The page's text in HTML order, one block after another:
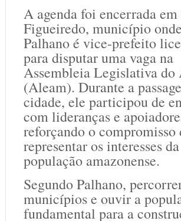
A agenda foi encerrada em
Figueiredo, município
Palhano é vice-prefeito
para disputar uma vaga na
Assembleia Legislativa do
(Aleam). Durante a
cidade, ele participou de
com lideranças e
reforçando o compromisso
representar os interesses da
população amazonense.
Segundo Palhano,
municípios e ouvir a
fundamental para a